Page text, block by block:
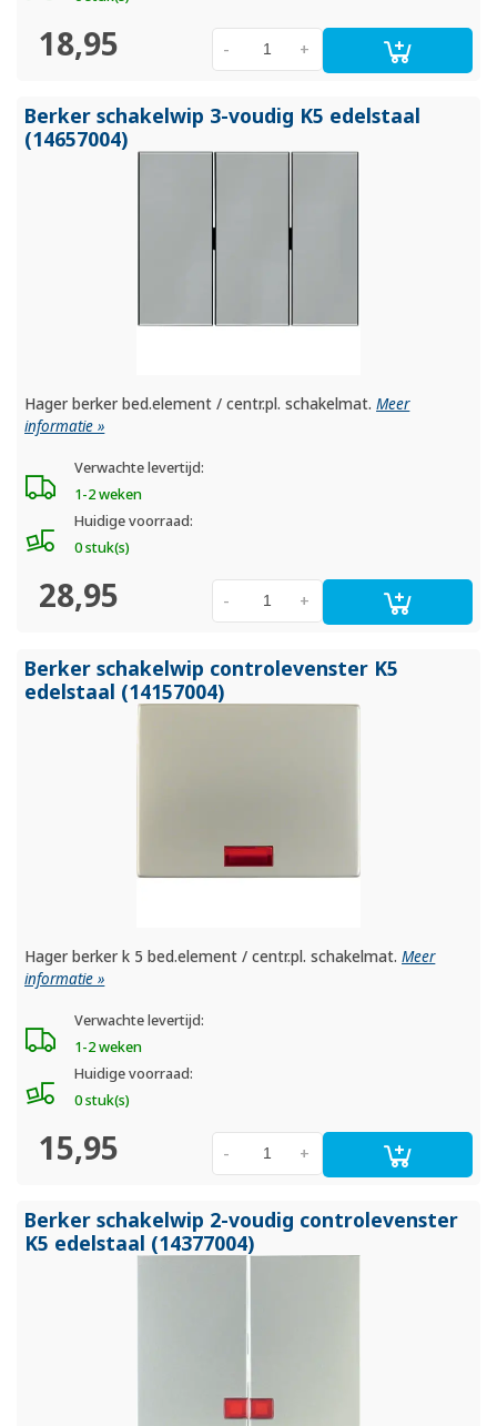
18,95 +
-
Berker schakelwip 3-voudig K5 edelstaal
(14657004)
Hager berker bed.element / centr.pl. schakelmat.Meer
informatie »
Verwachte levertijd:
1-2 weken
Huidige voorraad:
0 stuk(s)
28,95 +
-
Berker schakelwip controlevenster K5
edelstaal (14157004)
Hager berker k 5 bed.element / centr.pl. schakelmat.Meer
informatie »
Verwachte levertijd:
1-2 weken
Huidige voorraad:
0 stuk(s)
15,95 +
-
Berker schakelwip 2-voudig controlevenster
K5 edelstaal (14377004)